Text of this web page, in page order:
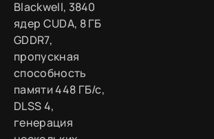
Blackwell, 3840
ядер CUDA, 8 ГБ
GDDR7,
пропускная
способность
памяти 448 ГБ/с,
DLSS 4,
генерация